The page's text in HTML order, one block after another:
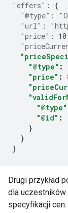
"offers" :
{
"@type" :
"url" :
"price" :
"@type" :
"price" :
"@type"
"@id" :
}
}
}
Drugi przykład
dla uczestników
specyfikacji cen: